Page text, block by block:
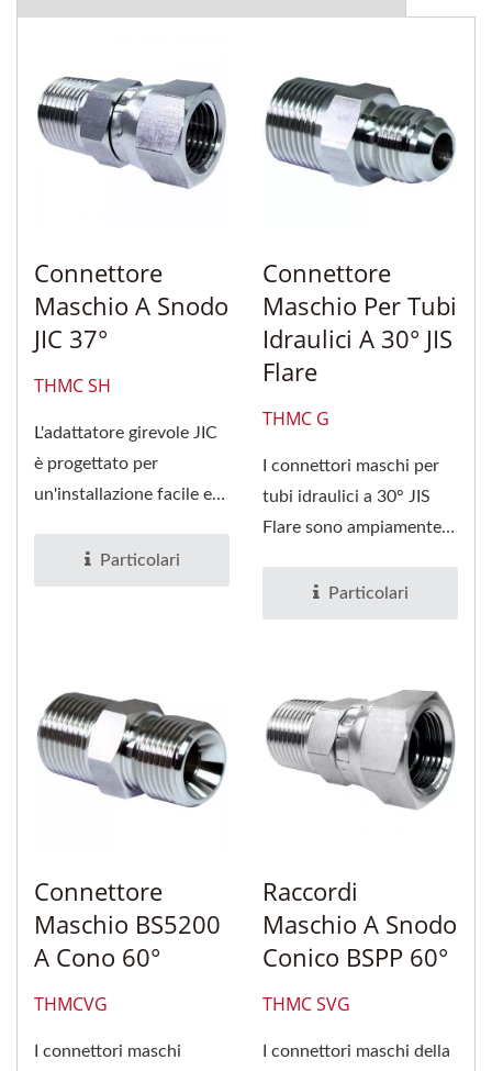
Connettore
Maschio A Snodo
JIC 37°
THMC SH
L'adattatore girevole JIC
è progettato per
un'installazione facile e
Particolari
Connettore
Maschio Per Tubi
Idraulici A 30° JIS
Flare
THMC G
I connettori maschi per
tubi idraulici a 30° JIS
Flare sono ampiamente
Particolari
Connettore
Maschio BS5200
A Cono 60°
THMCVG
I connettori maschi
Raccordi
Maschio A Snodo
Conico BSPP 60°
THMC SVG
I connettori maschi della